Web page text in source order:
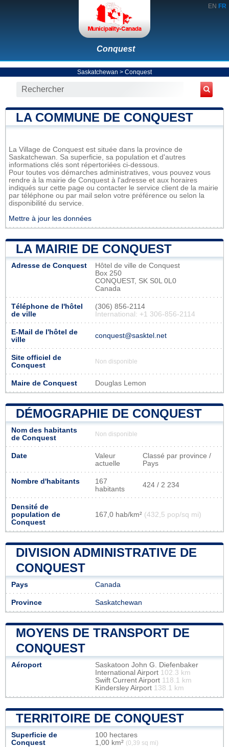
EN FR
Conquest
Saskatchewan > Conquest
LA COMMUNE DE CONQUEST
La Village de Conquest est située dans la province de
Saskatchewan. Sa superficie, sa population et d'autres
informations clés sont répertoriées ci-dessous.
Pour toutes vos démarches administratives, vous pouvez vous
rendre à la mairie de Conquest à l'adresse et aux horaires
indiqués sur cette page ou contacter le service client de la mairie
par téléphone ou par mail selon votre préférence ou selon la
disponibilité du service.
Mettre à jour les données
LA MAIRIE DE CONQUEST
Adresse de Conquest
Hôtel de ville de Conquest
Box 250
CONQUEST, SK S0L 0L0
Canada
Téléphone de l'hôtel
de ville
(306) 856-2114
International: +1 306-856-2114
E-Mail de l'hôtel de
ville
conquest@sasktel.net
Site officiel de
Conquest
Non disponible
Maire de Conquest Douglas Lemon
DÉMOGRAPHIE DE CONQUEST
Nom des habitants
de Conquest
Non disponible
Date
Valeur
actuelle
Classé par province /
Pays
Nombre d'habitants
167
habitants
424 / 2 234
Densité de
population de
Conquest
167,0 hab/km² (432,5 pop/sq mi)
DIVISION ADMINISTRATIVE DE
CONQUEST
Pays Canada
Province Saskatchewan
MOYENS DE TRANSPORT DE
CONQUEST
Aéroport
Saskatoon John G. Diefenbaker
International Airport 102.3 km
Swift Current Airport 118.1 km
Kindersley Airport 138.1 km
TERRITOIRE DE CONQUEST
Superficie de
Conquest
100 hectares
1,00 km² (0,39 sq mi)